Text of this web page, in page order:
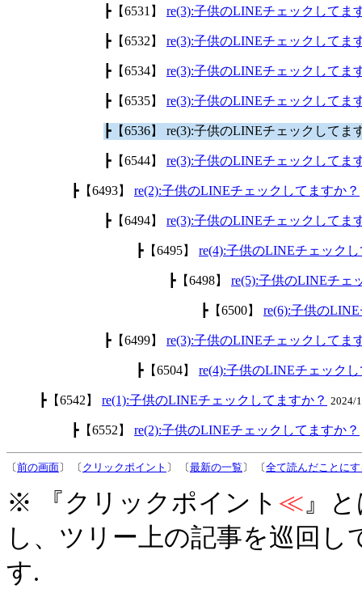
┣【6531】 re(3):子供のLINEチェックしてま
┣【6532】 re(3):子供のLINEチェックしてま
┣【6534】 re(3):子供のLINEチェックしてま
┣【6535】 re(3):子供のLINEチェックしてま
┣【6536】 re(3):子供のLINEチェックしてま
┣【6544】 re(3):子供のLINEチェックしてま
┣【6493】 re(2):子供のLINEチェックしてますか？
┣【6494】 re(3):子供のLINEチェックしてま
┣【6495】 re(4):子供のLINEチェック
┣【6498】 re(5):子供のLINEチェ
┣【6500】 re(6):子供の
┣【6499】 re(3):子供のLINEチェックしてま
┣【6504】 re(4):子供のLINEチェック
┣【6542】 re(1):子供のLINEチェックしてますか？ 2024/
┣【6552】 re(2):子供のLINEチェックしてますか？
〔前の画面〕 〔 クリックポイント 〕 〔最新の一覧 〕 〔全て読んだことに
※ 『クリックポイント ≪』
し、ツリー上の記事を巡回
す.